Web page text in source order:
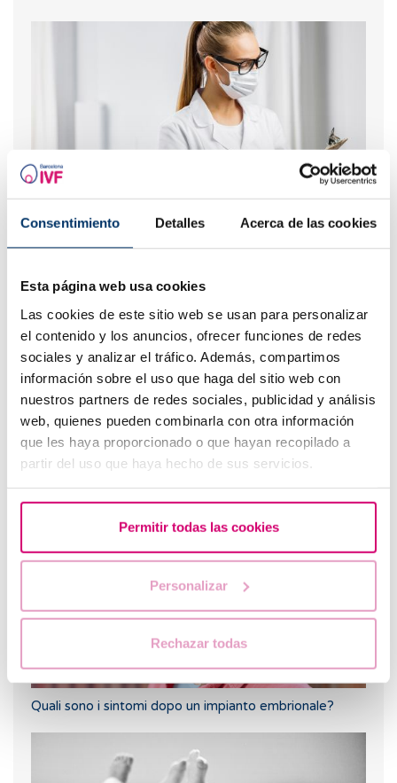
Consentimiento Detalles Acerca de las cookies
Esta página web usa cookies
Las cookies de este sitio web se usan para personalizar
el contenido y los anuncios, ofrecer funciones de redes
sociales y analizar el tráfico. Además, compartimos
información sobre el uso que haga del sitio web con
nuestros partners de redes sociales, publicidad y análisis
web, quienes pueden combinarla con otra información
que les haya proporcionado o que hayan recopilado a
partir del uso que haya hecho de sus servicios.
Permitir todas las cookies
Personalizar
Rechazar todas
Come interpretare un risultato positivo o negativo del
Cosa fare in caso di ritardo mestruale con un test di
Quali sono i sintomi dopo un impianto embrionale?